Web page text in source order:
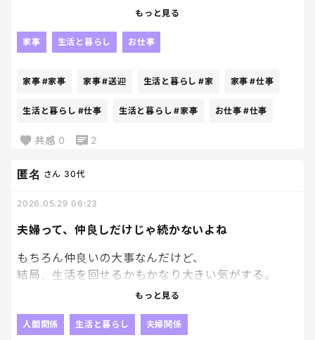
けど、子供達の習い事の送迎もあるためこの時間に
だ、、、
もっと見る
家事 生活と暮らし お仕事
家事 #家事 家事#送迎 生活と暮らし #家 家事 #仕事
生活と暮らし #仕事 生活と暮らし #家事 お仕事 #仕事
共感 0 2
夫婦って、仲良しだけじゃ続かないよね
匿名 さん 30代
2026.05.29 06:23
もちろん仲良いの大事なんだけど、
結局、生活を回せるかもかなり大きい気がする。
毎日やること多すぎて、恋愛感情だけでは乗り切れ
もっと見る
人間関係 生活と暮らし 夫婦関係